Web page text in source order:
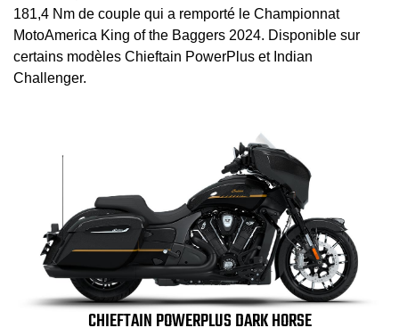
181,4 Nm de couple qui a remporté le Championnat
MotoAmerica King of the Baggers 2024. Disponible sur
certains modèles Chieftain PowerPlus et Indian
Challenger.
CHIEFTAIN POWERPLUS DARK HORSE